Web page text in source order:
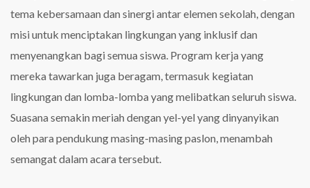
tema kebersamaan dan sinergi antar elemen sekolah, dengan
misi untuk menciptakan lingkungan yang inklusif dan
menyenangkan bagi semua siswa. Program kerja yang
mereka tawarkan juga beragam, termasuk kegiatan
lingkungan dan lomba-lomba yang melibatkan seluruh siswa.
Suasana semakin meriah dengan yel-yel yang dinyanyikan
oleh para pendukung masing-masing paslon, menambah
semangat dalam acara tersebut.